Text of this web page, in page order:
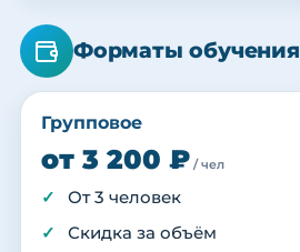
Форматы обучения
Групповое
от 3 200 ₽ / чел
От 3 человек
Скидка за объём